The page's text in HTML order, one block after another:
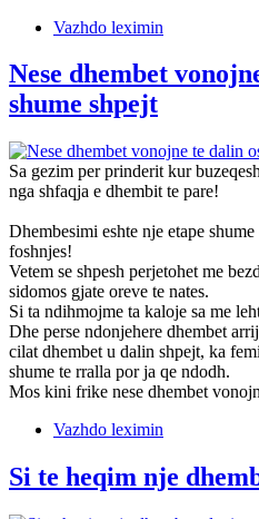
Vazhdo leximin
Nese dhembet
shume shpejt
Sa gezim per prinderit kur
nga shfaqja e dhembit te pare!
Dhembesimi eshte nje etape
foshnjes!
Vetem se shpesh perjetohet me
sidomos gjate oreve te nates.
Si ta ndihmojme ta kaloje sa me
Dhe perse ndonjehere dhembet
cilat dhembet u dalin shpejt, ka
shume te rralla por ja qe ndodh.
Mos kini frike nese dhembet
Vazhdo leximin
Si te heqim nje